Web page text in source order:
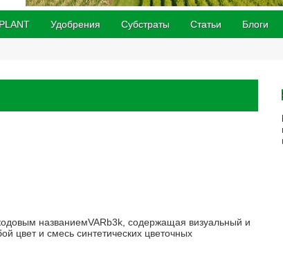
Удобрения Субстраты Статьи Блоги
названиемVARb3k, содержащая визуальный и
цвет и смесь синтетических цветочных